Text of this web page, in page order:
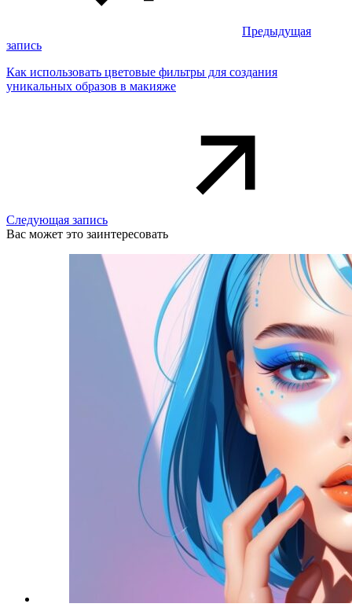
Предыдущая
запись
Как использовать цветовые фильтры для создания
уникальных образов в макияже
Следующая запись
Вас может это заинтересовать